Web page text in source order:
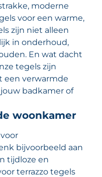
moderne
voor een warme,
zijn niet alleen
in onderhoud,
En wat dacht
tegels zijn
een verwarmde
badkamer of
woonkamer
bijvoorbeeld aan
tijdloze en
terrazzo tegels